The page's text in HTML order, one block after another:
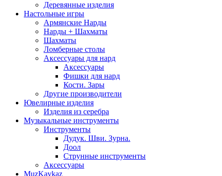
Деревянные изделия
Настольные игры
Армянские Нарды
Нарды + Шахматы
Шахматы
Ломберные столы
Аксессуары для нард
Аксессуары
Фишки для нард
Кости. Зары
Другие производители
Ювелирные изделия
Изделия из серебра
Музыкальные инструменты
Инструменты
Дудук. Шви. Зурна.
Доол
Струнные инструменты
Аксессуары
MuzKavkaz